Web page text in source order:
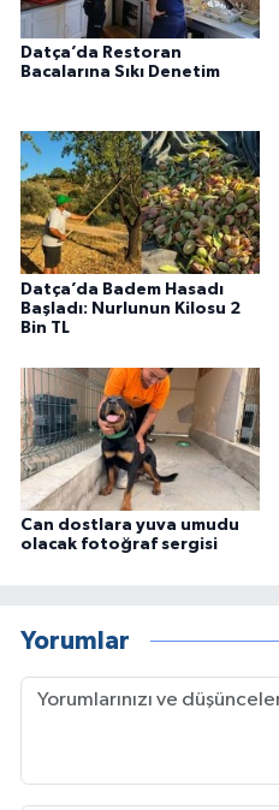
Datça’da Restoran
Bacalarına Sıkı Denetim
Datça’da Badem Hasadı
Başladı: Nurlunun Kilosu 2
Bin TL
Can dostlara yuva umudu
olacak fotoğraf sergisi
Yorumlar